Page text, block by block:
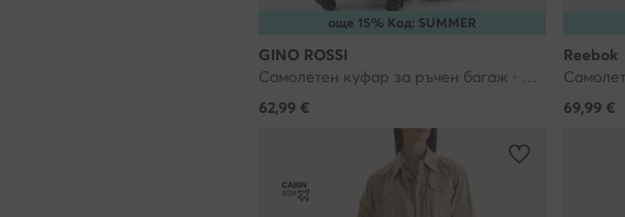
още 15% Код: SUMMER
GINO ROSSI
Самолетен куфар за ръчен багаж · Черен
62,99 €
Reebok
69,99 €
съгласие за това), пазарни и
си сътрудничим, които също
използваме тази технология
дайте ни изричното си
разрешите това в